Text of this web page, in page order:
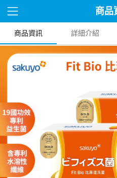
商品
商品資訊 詳細介紹